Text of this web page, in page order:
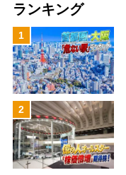
ランキング
1
2